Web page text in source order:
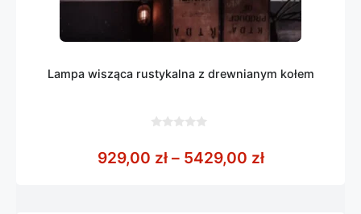
Lampa wisząca rustykalna z drewnianym kołem
5
929,00 zł – 5429,00 złZakres cen: